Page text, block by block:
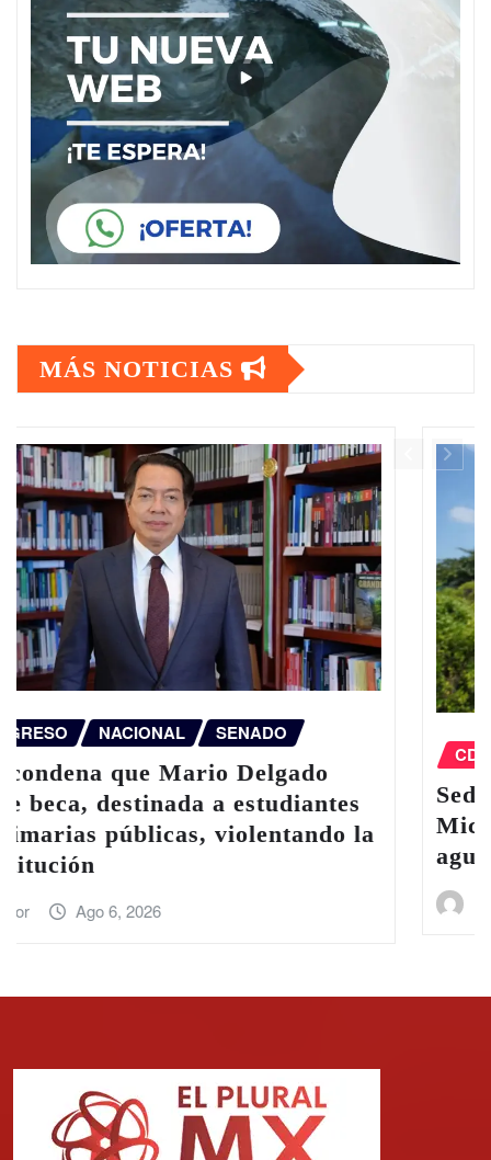
MÁS NOTICIAS
CDMX Y ESTADOS NACIONAL
Sedena despliega 1,557 elementos en
Michoacán para blindar zonas
aguacateras
victor Ago 6, 2026